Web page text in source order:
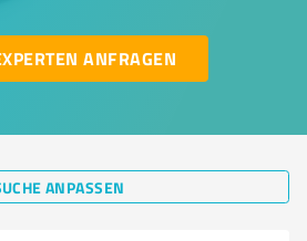
ANFRAGEN
ANPASSEN